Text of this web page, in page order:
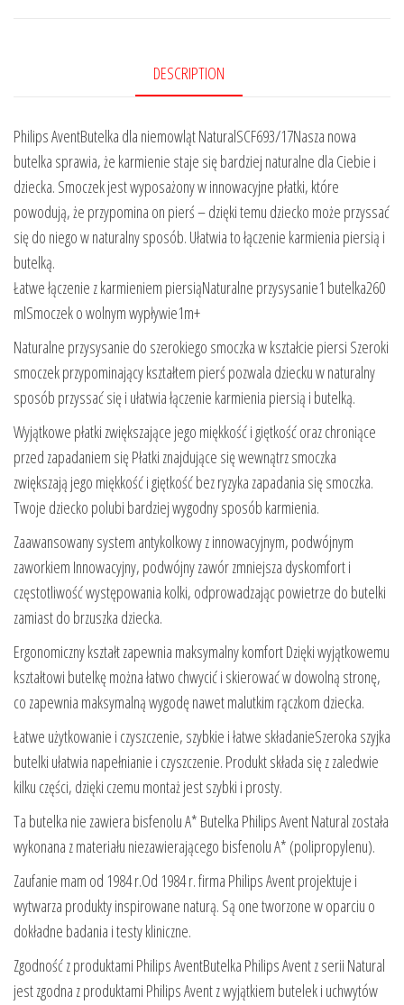
DESCRIPTION
Philips AventButelka dla niemowląt NaturalSCF693/17Nasza nowa
butelka sprawia, że karmienie staje się bardziej naturalne dla Ciebie i
dziecka. Smoczek jest wyposażony w innowacyjne płatki, które
powodują, że przypomina on pierś – dzięki temu dziecko może przyssać
się do niego w naturalny sposób. Ułatwia to łączenie karmienia piersią i
butelką.
Łatwe łączenie z karmieniem piersiąNaturalne przysysanie1 butelka260
mlSmoczek o wolnym wypływie1m+
Naturalne przysysanie do szerokiego smoczka w kształcie piersi Szeroki
smoczek przypominający kształtem pierś pozwala dziecku w naturalny
sposób przyssać się i ułatwia łączenie karmienia piersią i butelką.
Wyjątkowe płatki zwiększające jego miękkość i giętkość oraz chroniące
przed zapadaniem się Płatki znajdujące się wewnątrz smoczka
zwiększają jego miękkość i giętkość bez ryzyka zapadania się smoczka.
Twoje dziecko polubi bardziej wygodny sposób karmienia.
Zaawansowany system antykolkowy z innowacyjnym, podwójnym
zaworkiem Innowacyjny, podwójny zawór zmniejsza dyskomfort i
częstotliwość występowania kolki, odprowadzając powietrze do butelki
zamiast do brzuszka dziecka.
Ergonomiczny kształt zapewnia maksymalny komfort Dzięki wyjątkowemu
kształtowi butelkę można łatwo chwycić i skierować w dowolną stronę,
co zapewnia maksymalną wygodę nawet malutkim rączkom dziecka.
Łatwe użytkowanie i czyszczenie, szybkie i łatwe składanieSzeroka szyjka
butelki ułatwia napełnianie i czyszczenie. Produkt składa się z zaledwie
kilku części, dzięki czemu montaż jest szybki i prosty.
Ta butelka nie zawiera bisfenolu A* Butelka Philips Avent Natural została
wykonana z materiału niezawierającego bisfenolu A* (polipropylenu).
Zaufanie mam od 1984 r.Od 1984 r. firma Philips Avent projektuje i
wytwarza produkty inspirowane naturą. Są one tworzone w oparciu o
dokładne badania i testy kliniczne.
Zgodność z produktami Philips AventButelka Philips Avent z serii Natural
jest zgodna z produktami Philips Avent z wyjątkiem butelek i uchwytów